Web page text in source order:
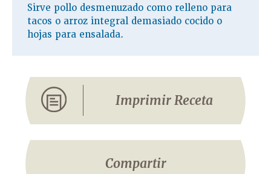
Sirve pollo desmenuzado como relleno para
tacos o arroz integral demasiado cocido o
hojas para ensalada.
Imprimir Receta
Compartir